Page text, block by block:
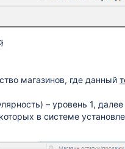
магазинов, где данный
– уровень 1,
в системе